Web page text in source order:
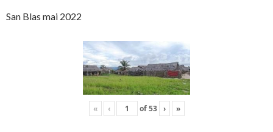
San Blas mai 2022
« ‹ of53 › »